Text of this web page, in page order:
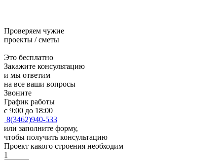
Проверяем чужие
проекты / сметы
Это бесплатно
Закажите консультацию
и мы ответим
на все ваши вопросы
Звоните
График работы
с 9:00 до 18:00
8(3462)940-533
или заполните форму,
чтобы получить консультацию
Проект какого строения необходим
1